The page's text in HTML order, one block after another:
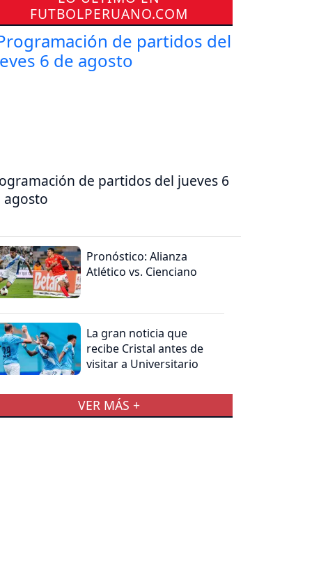
FUTBOLPERUANO.COM
de partidos del jueves 6
agosto
Pronóstico: Alianza
Atlético vs. Cienciano
La gran noticia que
recibe Cristal antes de
visitar a Universitario
VER MÁS +